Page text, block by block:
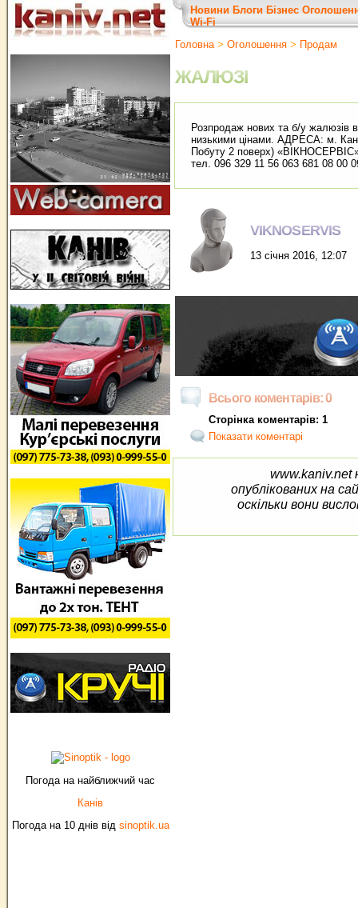
Погода на найближчий час
Канів
Погода на 10 днів від sinoptik.ua
Новини Блоги Бізнес
Wi-Fi
Головна> Оголошення > Продам
ЖАЛЮЗІ
Розпродаж нових та б/у жалюзів в
низькими цінами. АДРЕСА: м.
Побуту 2 поверх)
тел. 096 329 11 56 063 681 08 00
VIKNOSERVIS
13 січня 2016, 12:07
Всього коментарів: 0
Сторінка коментарів: 1
Показати коментарі
www.kaniv.net
опублікованих на
оскільки вони